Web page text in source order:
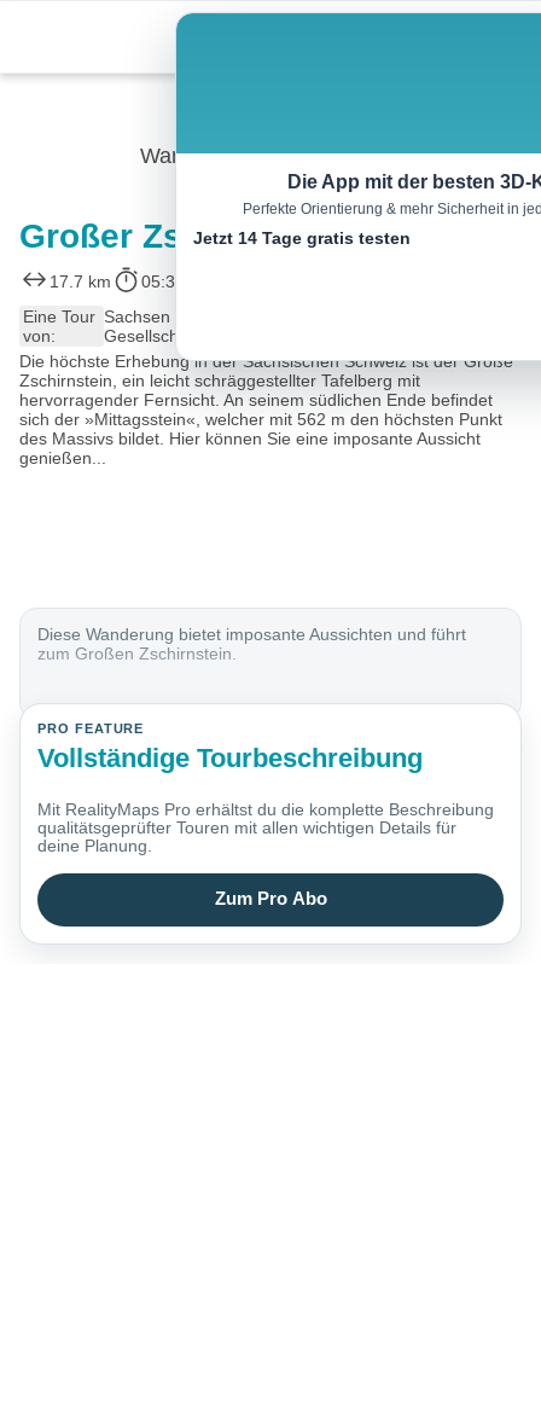
content
Wandern
Großer Zschirnstein
17.7 km 05:30 h
Eine Tour
von:
Sachsen Tourismusnetzwerk, Tourismus Marketing
Gesellschaft Sachsen mbH
Die höchste Erhebung in der Sächsischen Schweiz ist der Große
Zschirnstein, ein leicht schräggestellter Tafelberg mit
hervorragender Fernsicht. An seinem südlichen Ende befindet
sich der »Mittagsstein«, welcher mit 562 m den höchsten Punkt
des Massivs bildet. Hier können Sie eine imposante Aussicht
genießen...
Diese Wanderung bietet imposante Aussichten und führt
zum Großen Zschirnstein.
PRO FEATURE
Vollständige Tourbeschreibung
Mit RealityMaps Pro erhältst du die komplette Beschreibung
qualitätsgeprüfter Touren mit allen wichtigen Details für
deine Planung.
Zum Pro Abo
Die App mit der besten 3D-
Perfekte Orientierung & mehr Sicherheit in
Jetzt 14 Tage gratis testen